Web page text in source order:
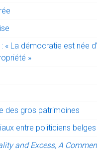
« La démocratie est née
»
des gros patrimoines
entre politiciens belges
and Excess, A